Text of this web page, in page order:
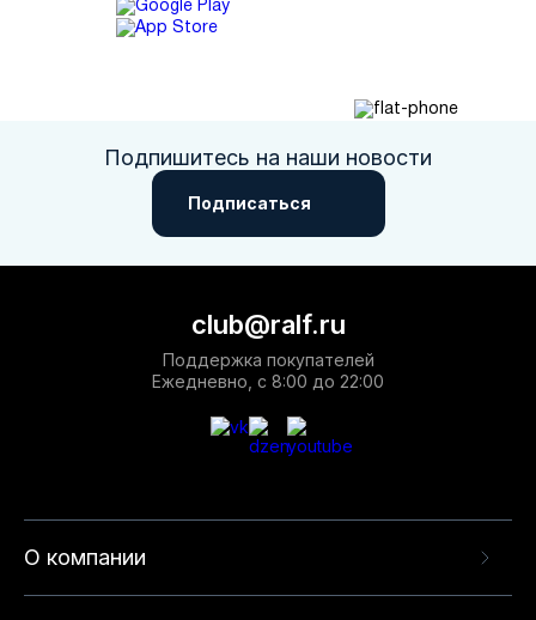
Подпишитесь на наши новости
Подписаться
О компании
club@ralf.ru
Поддержка покупателей
Ежедневно, с 8:00 до 22:00